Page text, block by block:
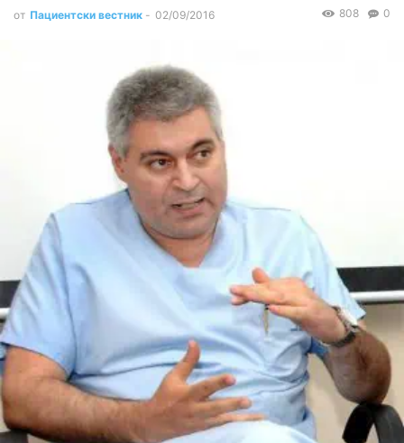
от Пациентски вестник - 02/09/2016 0
808